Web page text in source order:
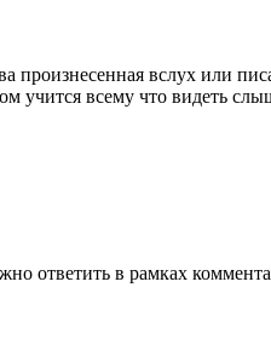
произнесенная вслух или
учится всему что видеть
ответить в рамках